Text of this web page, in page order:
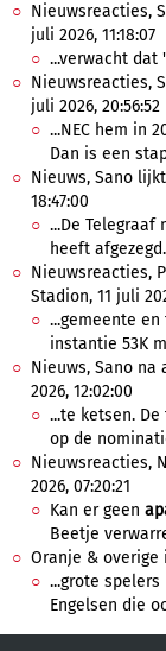
Nieuwsreacties,
juli 2026, 11:18:07
...verwacht dat
Nieuwsreacties,
juli 2026, 20:56:52
...NEC hem in
Dan is een
Nieuws, Sano
18:47:00
...De Telegraaf
heeft
Nieuwsreacties,
Stadion, 11 juli
...gemeente
instantie 53K
Nieuws, Sano na
2026, 12:02:00
...te ketsen.
op de
Nieuwsreacties,
2026, 07:20:21
Kan er geen
Beetje
Oranje & overige
...grote
Engelsen die